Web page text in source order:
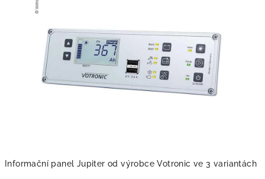
Informační panel Jupiter od výrobce Votronic ve 3 variantách